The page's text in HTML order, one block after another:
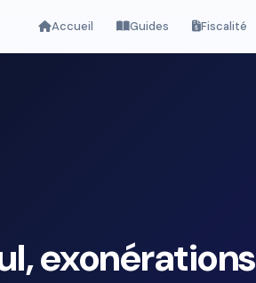
Accueil Guides Fiscalité
exonérations